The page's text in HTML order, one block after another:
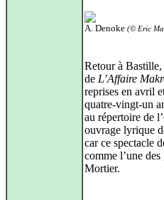
A. Denoke (© Eric
Retour à
de L’Affaire
reprises en avril
quatre-vingt-un
au répertoire de
ouvrage lyrique
car ce spectacle
comme l’une
Mortier.